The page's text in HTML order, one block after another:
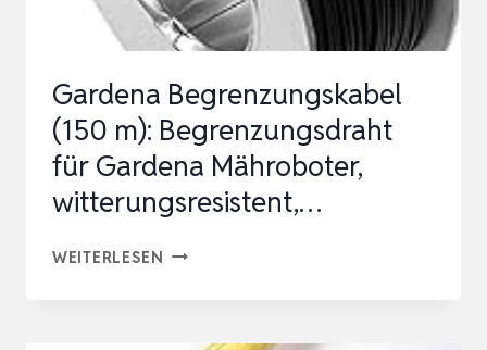
Gardena Begrenzungskabel
(150 m): Begrenzungsdraht
für Gardena Mähroboter,
witterungsresistent,…
WEITERLESEN GARDENA